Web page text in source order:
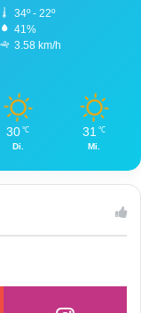
34º - 22º
41%
3.58 km/h
30 ℃
Di.
31 ℃
Mi.